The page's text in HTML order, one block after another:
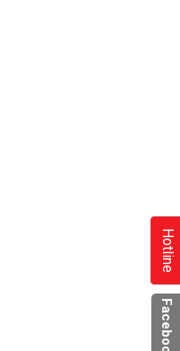
Hotline
Facebook